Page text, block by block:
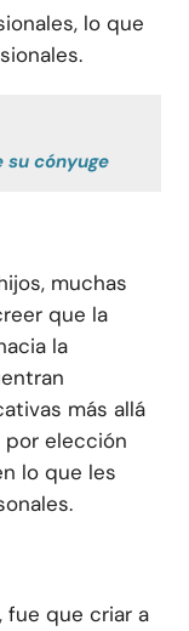
lo que
su cónyuge
muchas
que la
la
más allá
por elección
lo que les
fue que criar a